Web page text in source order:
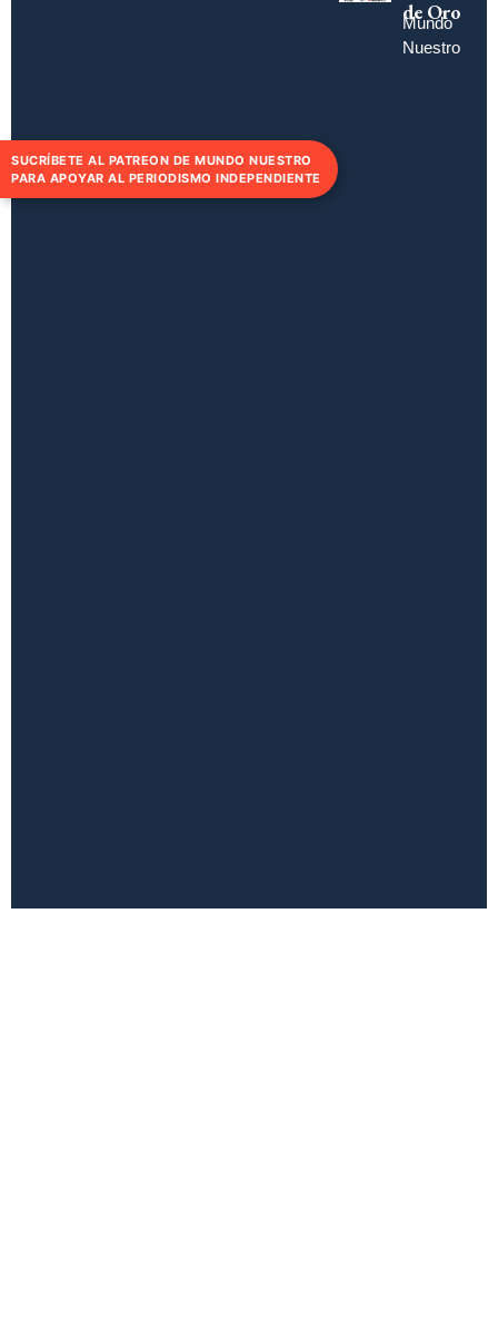
de Oro
Mundo
Nuestro
SUCRÍBETE AL PATREON DE MUNDO NUESTRO
PARA APOYAR AL PERIODISMO INDEPENDIENTE